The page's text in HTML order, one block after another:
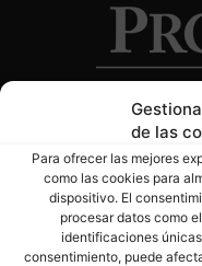
de las
Para ofrecer las mejores
como las cookies para
dispositivo. El
procesar datos como
identificaciones
consentimiento, puede
Director: José Mª
José María